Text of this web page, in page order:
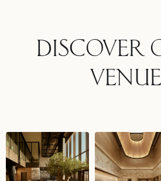
DISCOVER